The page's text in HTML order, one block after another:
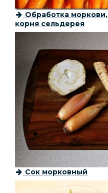
Обработка
корня сельдерея
Сок морковный